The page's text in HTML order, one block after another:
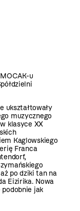
u
ukształtowały
muzycznego
klasyce XX
Kaglowskiego
Franca
po dziki tan na
Eizirika. Nowa
jak